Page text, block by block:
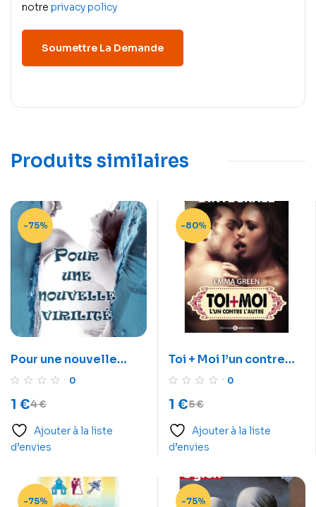
notre privacy policy
Produits similaires
-75%
Pour une nouvelle
virilité
0
4€
1 €
Ajouter à la liste
d’envies
-80%
Toi + Moi l’un contre
l’autre l’intégral
0
5€
1 €
Ajouter à la liste
d’envies
-75% -75%